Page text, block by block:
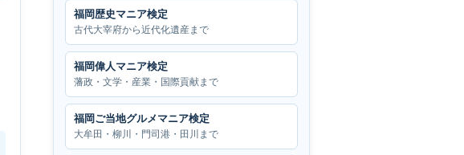
福岡歴史マニア検定
古代大宰府から近代化遺産まで
福岡偉人マニア検定
藩政・文学・産業・国際貢献まで
福岡ご当地グルメマニア検定
大牟田・柳川・門司港・田川まで